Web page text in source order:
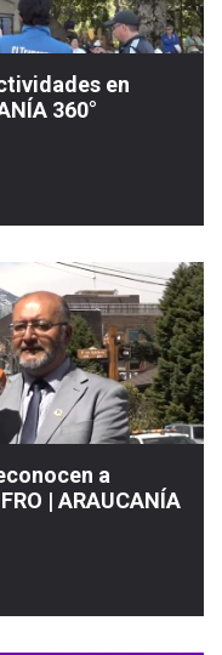
en
360°
a
| ARAUCANÍA